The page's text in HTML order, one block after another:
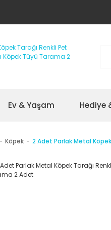
Ev & Yaşam Hediye
Köpek 2 Adet Parlak Metal